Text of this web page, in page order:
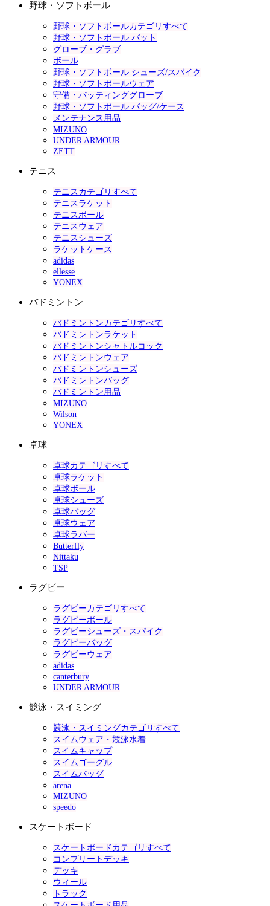
野球・ソフトボール
野球・ソフトボールカテゴリすべて
野球・ソフトボール バット
グローブ・グラブ
ボール
野球・ソフトボール シューズ/スパイク
野球・ソフトボールウェア
守備・バッティンググローブ
野球・ソフトボール バッグ/ケース
メンテナンス用品
MIZUNO
UNDER ARMOUR
ZETT
テニス
テニスカテゴリすべて
テニスラケット
テニスボール
テニスウェア
テニスシューズ
ラケットケース
adidas
ellesse
YONEX
バドミントン
バドミントンカテゴリすべて
バドミントンラケット
バドミントンシャトルコック
バドミントンウェア
バドミントンシューズ
バドミントンバッグ
バドミントン用品
MIZUNO
Wilson
YONEX
卓球
卓球カテゴリすべて
卓球ラケット
卓球ボール
卓球シューズ
卓球バッグ
卓球ウェア
卓球ラバー
Butterfly
Nittaku
TSP
ラグビー
ラグビーカテゴリすべて
ラグビーボール
ラグビーシューズ・スパイク
ラグビーバッグ
ラグビーウェア
adidas
canterbury
UNDER ARMOUR
競泳・スイミング
競泳・スイミングカテゴリすべて
スイムウェア・競泳水着
スイムキャップ
スイムゴーグル
スイムバッグ
arena
MIZUNO
speedo
スケートボード
スケートボードカテゴリすべて
コンプリートデッキ
デッキ
ウィール
トラック